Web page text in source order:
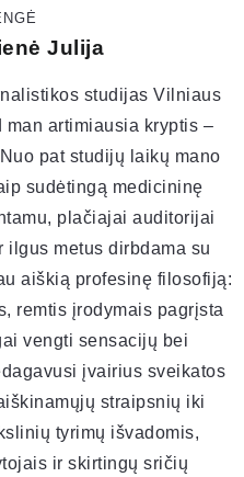
Julija
studijas Vilniaus
man artimiausia kryptis –
pat studijų laikų mano
sudėtingą medicininę
plačiajai auditorijai
ilgus metus dirbdama su
aiškią profesinę filosofiją:
remtis įrodymais pagrįsta
vengti sensacijų bei
įvairius sveikatos
straipsnių iki
tyrimų išvadomis,
ir skirtingų sričių